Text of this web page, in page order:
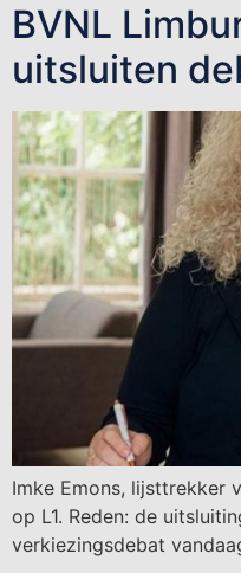
BVNL
uitsluiten
Imke Emons, lijsttrekker
op L1. Reden: de
verkiezingsdebat